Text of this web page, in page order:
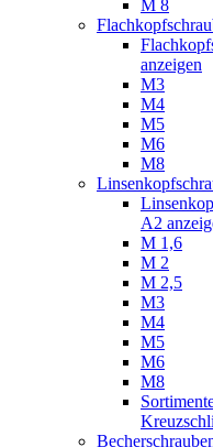
M 8
anzeigen
M3
M4
M5
M6
M8
A2
M 1,6
M 2
M 2,5
M3
M4
M5
M6
M8